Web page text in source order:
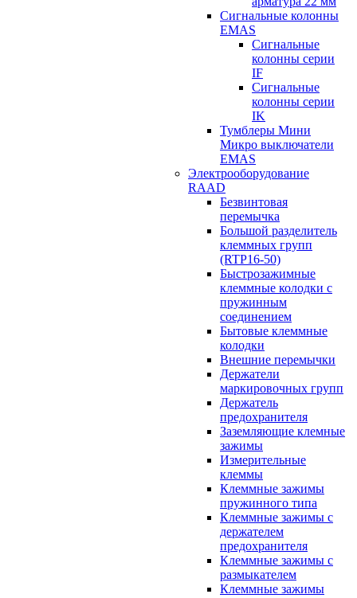
Сигнальные колонны
EMAS
Сигнальные
колонны серии
IF
Сигнальные
колонны серии
IK
Тумблеры Мини
Микро выключатели
EMAS
Электрооборудование
RAAD
Безвинтовая
перемычка
Большой разделитель
клеммных групп
(RTP16-50)
Быстрозажимные
клеммные колодки с
пружинным
соединением
Бытовые клеммные
колодки
Внешние перемычки
Держатели
маркировочных групп
Держатель
предохранителя
Заземляющие клемные
зажимы
Измерительные
клеммы
Клеммные зажимы
пружинного типа
Клеммные зажимы с
держателем
предохранителя
Клеммные зажимы с
размыкателем
Клеммные зажимы